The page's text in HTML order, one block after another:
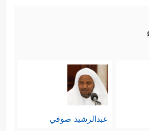
عبدالرشيد صوفي